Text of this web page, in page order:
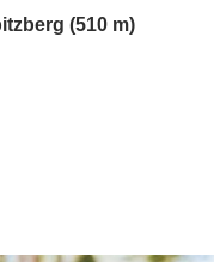
(510 m)